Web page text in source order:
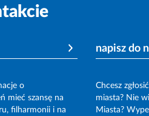
o
mieć szansę na
filharmonii i na
napisz do
Chcesz
miasta? Nie
Miasta?